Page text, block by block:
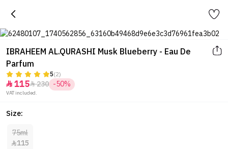
IBRAHEEM AL.QURASHI Musk Blueberry - Eau De
Parfum
5(2)
 115230 -50%
VAT included.
Size:
75ml
115